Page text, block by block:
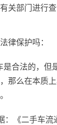
关部门进行查
律保护吗：
是合法的，但
那么在本质
：《二手车流